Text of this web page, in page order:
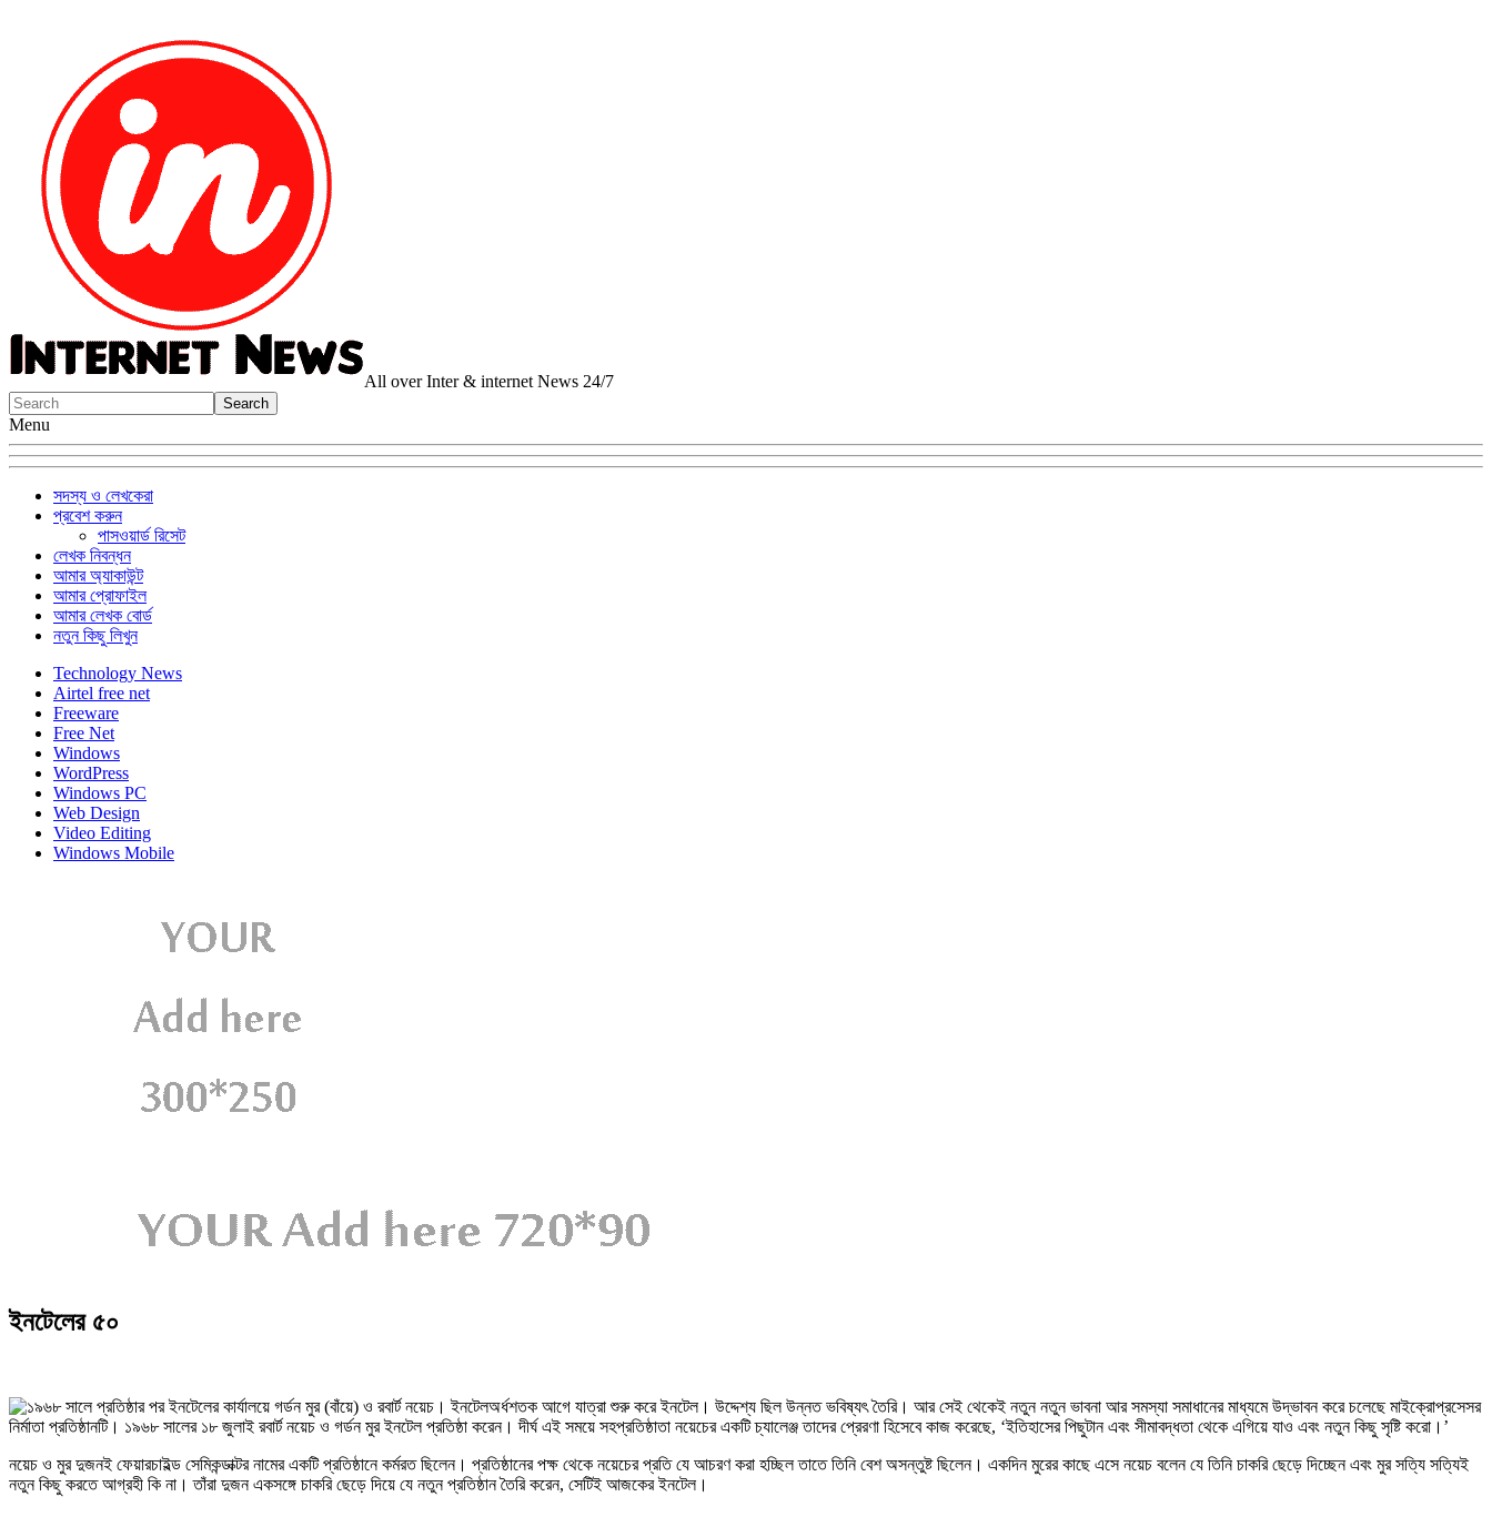
All over Inter & internet News 24/7
Menu
সদস্য ও লেখকেরা
প্রবেশ করুন
পাসওয়ার্ড রিসেট
লেখক নিবন্ধন
আমার অ্যাকাউন্ট
আমার প্রোফাইল
আমার লেখক বোর্ড
নতুন কিছু লিখুন
Technology News
Airtel free net
Freeware
Free Net
Windows
WordPress
Windows PC
Web Design
Video Editing
Windows Mobile
ইনটেলের ৫০
অর্ধশতক আগে যাত্রা শুরু করে ইনটেল। উদ্দেশ্য ছিল উন্নত ভবিষ্যৎ তৈরি। আর সেই থেকেই নতুন নতুন ভাবনা আর সমস্যা সমাধানের মাধ্যমে উদ্ভাবন করে চলেছে মাইক্রোপ্রসেসর
নির্মাতা প্রতিষ্ঠানটি। ১৯৬৮ সালের ১৮ জুলাই রবার্ট নয়েচ ও গর্ডন মুর ইনটেল প্রতিষ্ঠা করেন। দীর্ঘ এই সময়ে সহপ্রতিষ্ঠাতা নয়েচের একটি চ্যালেঞ্জ তাদের প্রেরণা হিসেবে কাজ করেছে, ‘ইতিহাসের পিছুটান এবং সীমাবদ্ধতা থেকে এগিয়ে যাও এবং নতুন কিছু সৃষ্টি করো।’
নয়েচ ও মুর দুজনই ফেয়ারচাইল্ড সেমিকন্ডাক্টর নামের একটি প্রতিষ্ঠানে কর্মরত ছিলেন। প্রতিষ্ঠানের পক্ষ থেকে নয়েচের প্রতি যে আচরণ করা হচ্ছিল তাতে তিনি বেশ অসন্তুষ্ট ছিলেন। একদিন মুরের কাছে এসে নয়েচ বলেন যে তিনি চাকরি ছেড়ে দিচ্ছেন এবং মুর সত্যি সত্যিই
নতুন কিছু করতে আগ্রহী কি না। তাঁরা দুজন একসঙ্গে চাকরি ছেড়ে দিয়ে যে নতুন প্রতিষ্ঠান তৈরি করেন, সেটিই আজকের ইনটেল।